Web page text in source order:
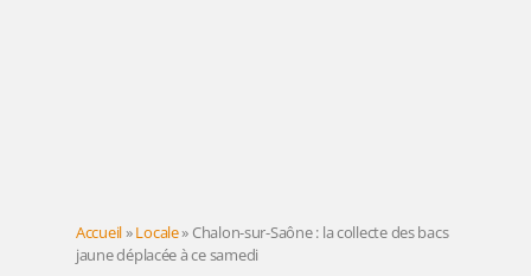
Accueil»Locale» Chalon-sur-Saône : la collecte des bacs
jaune déplacée à ce samedi